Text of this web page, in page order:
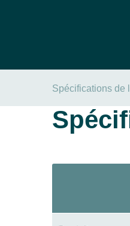
Spécifications de